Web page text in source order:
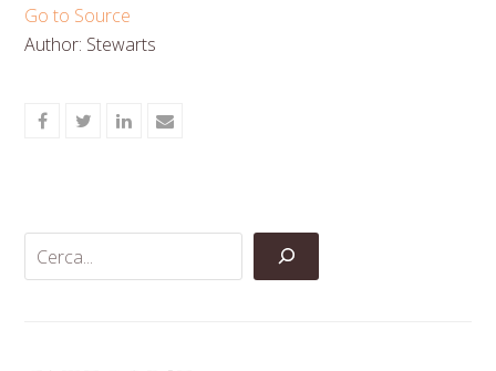
Go to Source
Author: Stewarts
ShareShareShareShare